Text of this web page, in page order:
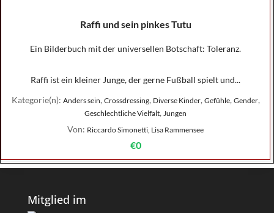
Raffi und sein pinkes Tutu
Ein Bilderbuch mit der universellen Botschaft: Toleranz.
Raffi ist ein kleiner Junge, der gerne Fußball spielt und...
Kategorie(n): Anders sein, Crossdressing, Diverse Kinder, Gefühle, Gender,
Geschlechtliche Vielfalt, Jungen
Von: Riccardo Simonetti, Lisa Rammensee
€0
Mitglied im